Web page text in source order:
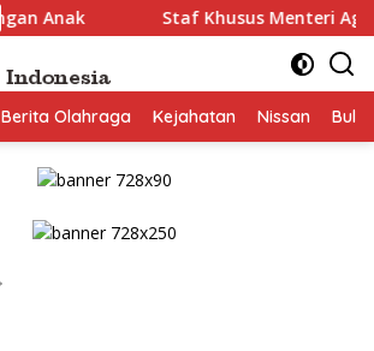
Staf Khusus Menteri Agama Gugun
Berita Olahraga Kejahatan Nissan